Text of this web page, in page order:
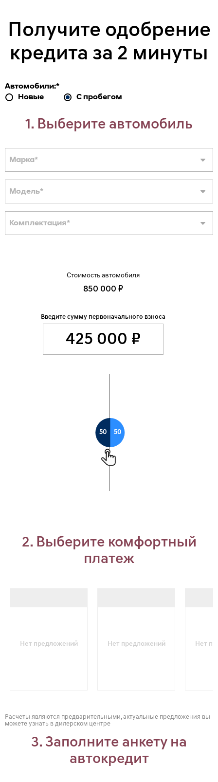
Получите одобрение
кредита за 2 минуты
Автомобили:*
Новые
С пробегом
1. Выберите автомобиль
Марка*
Модель*
Комплектация*
Стоимость автомобиля
850 000 ₽
Введите сумму первоначального взноса
50 50
2. Выберите комфортный
платеж
Нет предложений Нет предложений Нет
Расчеты являются предварительными, актуальные предложения вы
можете узнать в дилерском центре
3. Заполните анкету на
автокредит